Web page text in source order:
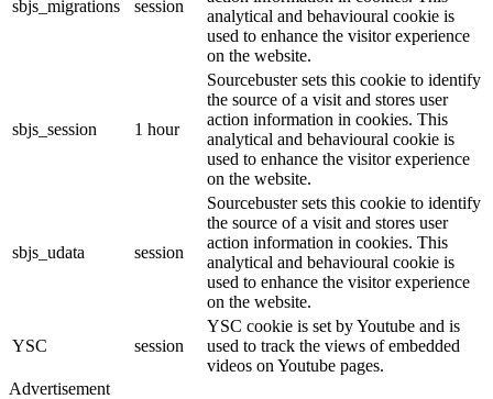
sbjs_migrations session
analytical and behavioural cookie is
used to enhance the visitor experience
on the website.
sbjs_session 1 hour
Sourcebuster sets this cookie to identify
the source of a visit and stores user
action information in cookies. This
analytical and behavioural cookie is
used to enhance the visitor experience
on the website.
sbjs_udata session
Sourcebuster sets this cookie to identify
the source of a visit and stores user
action information in cookies. This
analytical and behavioural cookie is
used to enhance the visitor experience
on the website.
YSC session
YSC cookie is set by Youtube and is
used to track the views of embedded
videos on Youtube pages.
Advertisement